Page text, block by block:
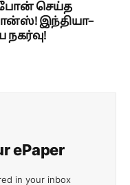
போன் செய்த
இந்தியா–
நகர்வு!
ePaper
in your inbox